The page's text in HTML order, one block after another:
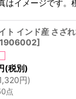
はイメージです。
ト インド産 さざ
]
(税別)
円)
点